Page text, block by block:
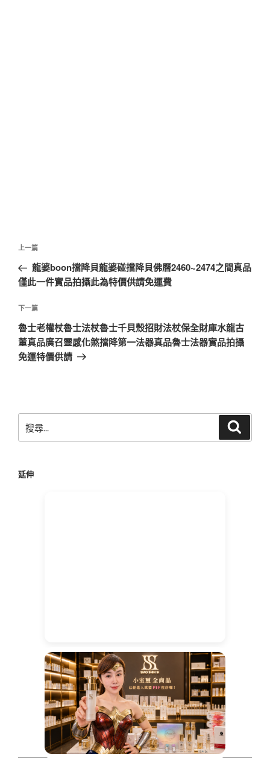
文
導
覽
上
一
篇
章
上一篇
龍婆boon擋降貝龍婆碰擋降貝佛曆2460~2474之間真品
僅此一件實品拍攝此為特價供請免運費
下
一
篇
文
下一篇
魯士老權杖魯士法杖魯士千貝殼招財法杖保全財庫水龍古
董真品廣召靈感化煞擋降第一法器真品魯士法器實品拍攝
免運特價供請
尋
字:
延伸